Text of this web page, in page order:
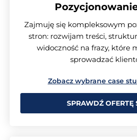
Zajmuję się kompleksowym
stron: rozwijam treści,
widoczność na frazy, które
sprowadzać
Zobacz wybrane case
SPRAWDŹ OFERTĘ